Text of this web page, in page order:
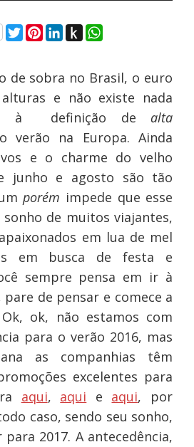
Twitter
Pinterest
LinkedIn
Push
to
WhatsApp
de sobra no Brasil, o euro
e não existe nada
à definição de alta
na Europa. Ainda
e o charme do velho
junho e agosto são tão
porém impede que esse
de muitos viajantes,
em lua de mel
em busca de festa e
sempre pensa em ir à
pare de pensar e comece a
ok, não estamos com
para o verão 2016, mas
as companhias têm
excelentes para
aqui, aqui e aqui, por
caso, sendo seu sonho,
2017. A antecedência,